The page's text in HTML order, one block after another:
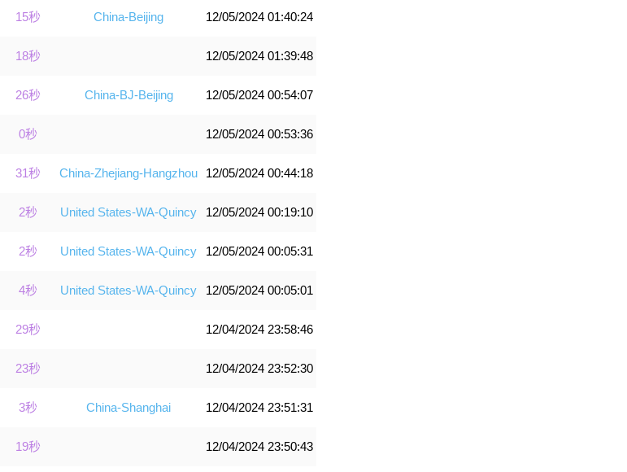
15秒 China-Beijing 12/05/2024 01:40:24
18秒 12/05/2024 01:39:48
26秒 China-BJ-Beijing 12/05/2024 00:54:07
0秒 12/05/2024 00:53:36
31秒 China-Zhejiang-Hangzhou 12/05/2024 00:44:18
2秒 United States-WA-Quincy 12/05/2024 00:19:10
2秒 United States-WA-Quincy 12/05/2024 00:05:31
4秒 United States-WA-Quincy 12/05/2024 00:05:01
29秒 12/04/2024 23:58:46
23秒 12/04/2024 23:52:30
3秒 China-Shanghai 12/04/2024 23:51:31
19秒 12/04/2024 23:50:43